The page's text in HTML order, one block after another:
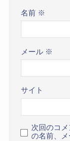
名前 ※
メール ※
サイト
次回のコ
の名前、メ